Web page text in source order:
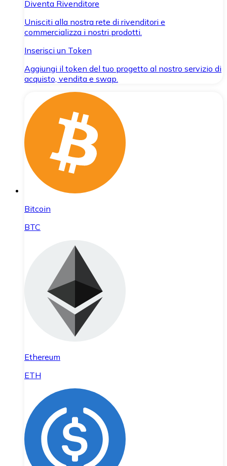
Diventa Rivenditore
Unisciti alla nostra rete di rivenditori e
commercializza i nostri prodotti.
Inserisci un Token
Aggiungi il token del tuo progetto al nostro servizio di
acquisto, vendita e swap.
Bitcoin
BTC
Ethereum
ETH